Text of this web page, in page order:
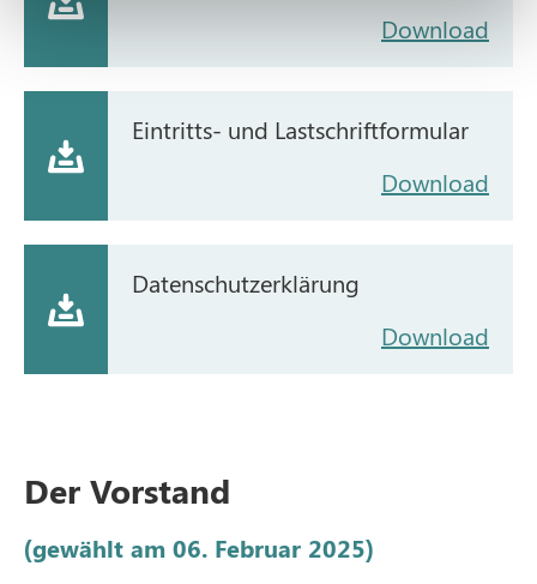
Download
Eintritts- und Lastschriftformular
Download
Datenschutzerklärung
Download
Der Vorstand
(gewählt am 06. Februar 2025)